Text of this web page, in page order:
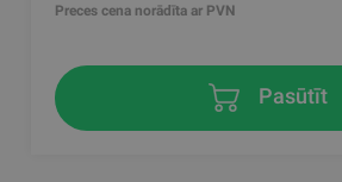
Preces cena norādīta ar PVN
Pasūtīt